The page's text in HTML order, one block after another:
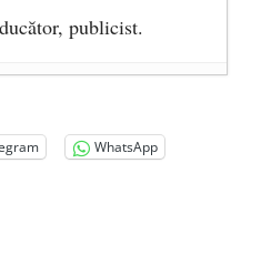
publicist.
sau Nu tot ce
- 19 iunie 2020
de cronică - 29
WhatsApp